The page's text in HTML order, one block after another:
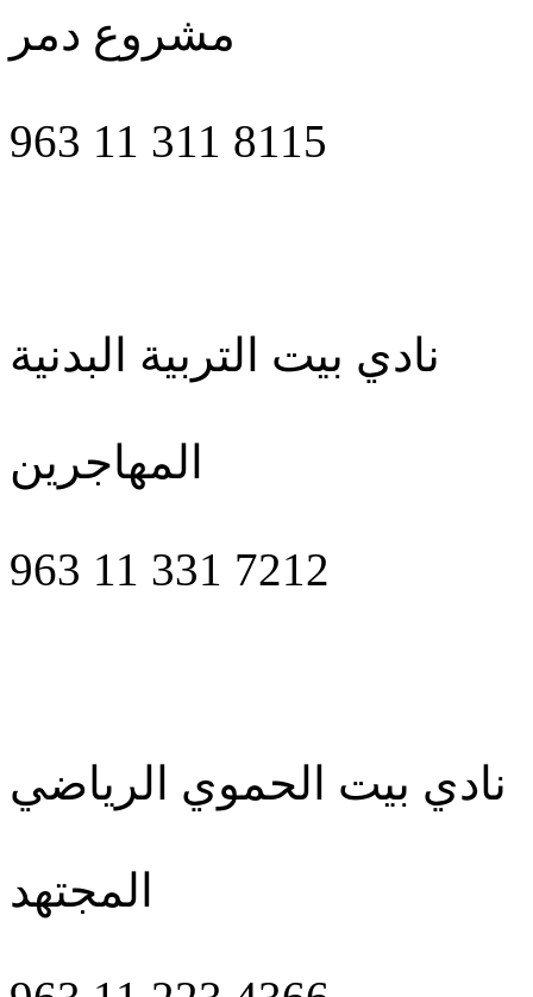
مشروع دمر
963 11 311 8115
نادي بيت التربية البدنية
المهاجرين
963 11 331 7212
نادي بيت الحموي الرياضي
المجتهد